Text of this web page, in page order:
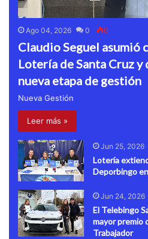
Ago 04, 2026 0 0
Claudio Seguel asumió
Lotería de Santa Cruz y
nueva etapa de gestión
Nueva Gestión
Leer más »
Jun 25, 2026
Lotería
Deporbingo
Jun 24, 2026
El Telebingo
mayor premio
Trabajador